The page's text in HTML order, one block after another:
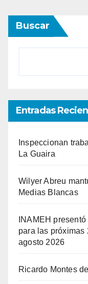
Buscar
Entradas
Inspeccionan
La Guaira
Wilyer Abreu
Medias Blancas
INAMEH
para las próximas
agosto 2026
Ricardo Montes